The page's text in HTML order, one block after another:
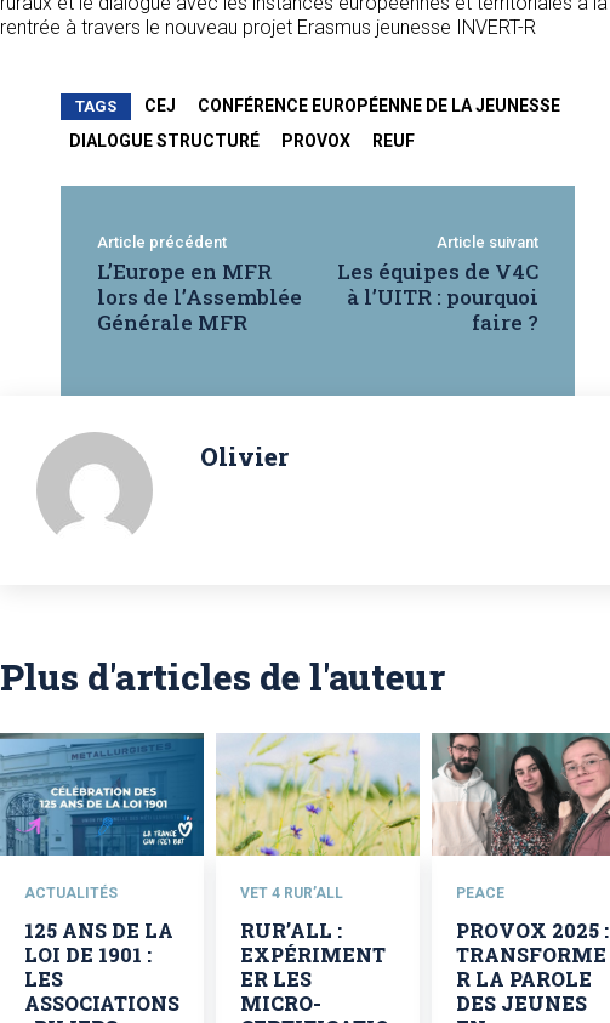
rentrée à travers le nouveau projet Erasmus jeunesse INVERT-R
TAGS CEJ
CONFÉRENCE EUROPÉENNE DE LA JEUNESSE
DIALOGUE STRUCTURÉ
PROVOX REUF
Article précédent
L’Europe en MFR
lors de l’Assemblée
Générale MFR
Article suivant
Les équipes de V4C
à l’UITR : pourquoi
faire ?
Olivier
Plus d'articles de l'auteur
ACTUALITÉS
125 ANS DE LA
LOI DE 1901 :
LES
ASSOCIATIONS
VET 4 RUR’ALL
RUR’ALL :
EXPÉRIMENT
ER LES
MICRO-
PEACE
PROVOX 2025 :
TRANSFORME
R LA PAROLE
DES JEUNES